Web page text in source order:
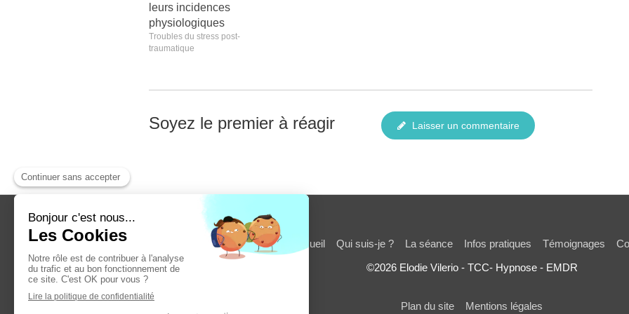
leurs incidences
physiologiques
Troubles du stress post-
traumatique
Soyez le premier à réagir Laisser un commentaire
Accueil Qui suis-je ? La séance Infos pratiques Témoignages
©2026 Elodie Vilerio - TCC- Hypnose - EMDR
Plan du site Mentions légales